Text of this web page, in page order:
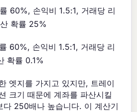
60%, 손익비 1.5:1, 거래당 리
확률 25%
60%, 손익비 1.5:1, 거래당 리
확률 0.1%
엣지를 가지고 있지만, 트레이
크기 때문에 계좌를 파산시킬
다 250배나 높습니다. 이 계산기